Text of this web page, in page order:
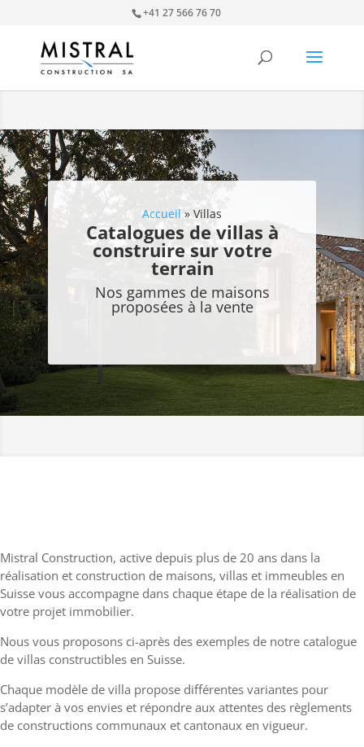
+41 27 566 76 70
Accueil » Villas
Catalogues de villas à
construire sur votre
terrain
Nos gammes de maisons
proposées à la vente
Mistral Construction, active depuis plus de 20 ans dans la
réalisation et construction de maisons, villas et immeubles en
Suisse vous accompagne dans chaque étape de la réalisation de
votre projet immobilier.
Nous vous proposons ci-après des exemples de notre catalogue
de villas constructibles en Suisse.
Chaque modèle de villa propose différentes variantes pour
s’adapter à vos envies et répondre aux attentes des règlements
de constructions communaux et cantonaux en vigueur.